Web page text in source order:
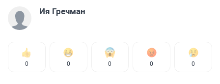
Ия Гречман
0 0 0 0 0